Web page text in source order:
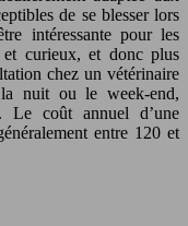
de se blesser lors
intéressante pour les
curieux, et donc plus
chez un vétérinaire
la nuit ou le week-end,
Le coût annuel d’une
entre 120 et